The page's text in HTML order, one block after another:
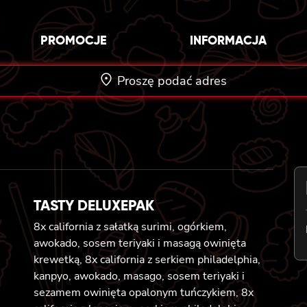
PROMOCJE INFORMACJA
Proszę podać adres
TASTY DELUXEPAK
8x california z sałatką surimi, ogórkiem,
awokado, sosem teriyaki i masagą owinięta
krewetką, 8x california z serkiem philadelphia,
kanpyo, awokado, masago, sosem teriyaki i
sezamem owinięta opalonym tuńczykiem, 8x